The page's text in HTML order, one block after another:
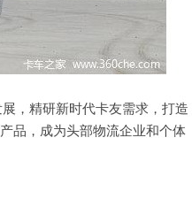
，精研新时代卡友需求，打造
品，成为头部物流企业和个体